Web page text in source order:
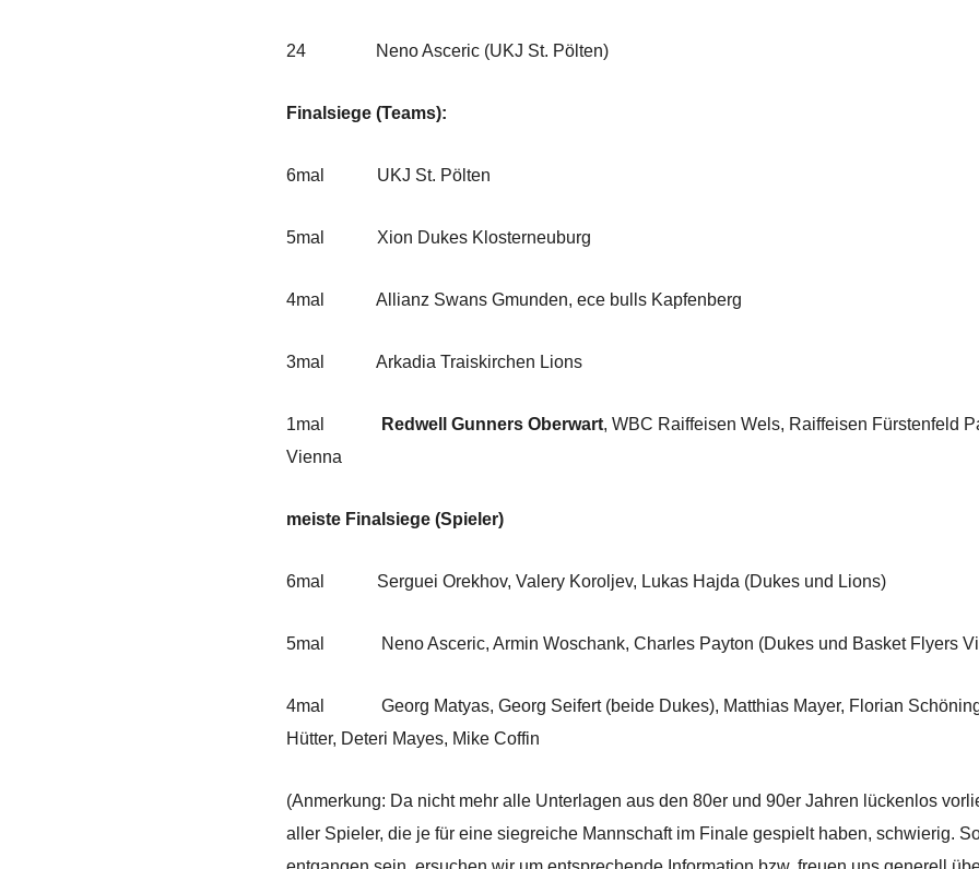
24 Neno Asceric (UKJ St. Pölten)
Finalsiege (Teams):
6mal UKJ St. Pölten
5mal Xion Dukes Klosterneuburg
4mal Allianz Swans Gmunden, ece bulls Kapfenberg
3mal Arkadia Traiskirchen Lions
1mal Redwell Gunners Oberwart, WBC Raiffeisen Wels, Raiffeisen Fürstenfeld
Vienna
meiste Finalsiege (Spieler)
6mal Serguei Orekhov, Valery Koroljev, Lukas Hajda (Dukes und Lions)
5mal Neno Asceric, Armin Woschank, Charles Payton (Dukes und Basket Flyers
4mal Georg Matyas, Georg Seifert (beide Dukes), Matthias Mayer, Florian
Hütter, Deteri Mayes, Mike Coffin
(Anmerkung: Da nicht mehr alle Unterlagen aus den 80er und 90er Jahren lückenlos
aller Spieler, die je für eine siegreiche Mannschaft im Finale gespielt haben, schwierig.